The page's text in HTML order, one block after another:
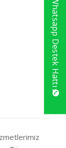
Whatsapp Destek Hattı